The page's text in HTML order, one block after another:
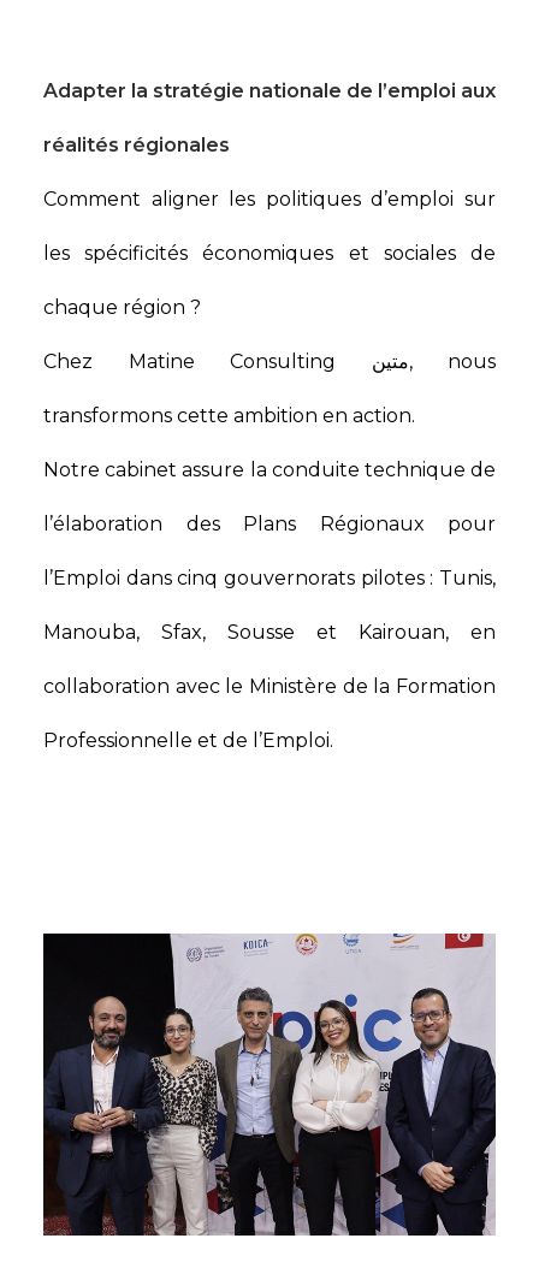
Adapter la stratégie nationale de l’emploi aux
réalités régionales​
Comment aligner les politiques d’emploi sur
les spécificités économiques et sociales de
chaque région ?​
Chez Matine Consulting متين, nous
transformons cette ambition en action.​
Notre cabinet assure la conduite technique de
l’élaboration des Plans Régionaux pour
l’Emploi dans cinq gouvernorats pilotes : Tunis,
Manouba, Sfax, Sousse et Kairouan, en
collaboration avec le Ministère de la Formation
Professionnelle et de l’Emploi.